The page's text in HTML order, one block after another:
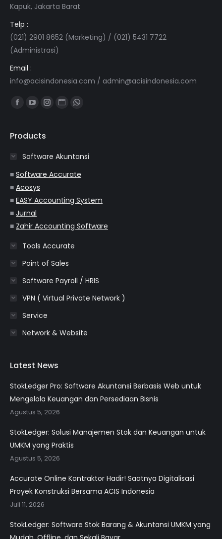
Kapuk, Jakarta Barat
Telp :
(021) 2901 8652 (Marketing) / (021) 5431 7722
(Administrasi)
Email :
info@acisindonesia.com / admin@acisindonesia.com
Find us on:
Facebook
opens
new
window
YouTube
opens
new
window
Instagram
new
window
Website
new
window
Whatsapp
new
window
Products
Software Akuntansi
■ Software Accurate
■ Acosys
■ EASY Accounting System
■ Jurnal
■ Zahir Accounting Software
Tools Accurate
Point of Sales
Software Payroll / HRIS
VPN ( Virtual Private Network )
Service
Network & Website
Latest News
StokLedger Pro: Software Akuntansi Berbasis Web untuk
Mengelola Keuangan dan Persediaan Bisnis
Agustus 5, 2026
StokLedger: Solusi Manajemen Stok dan Keuangan untuk
UMKM yang Praktis
Agustus 5, 2026
Accurate Online Kontraktor Hadir! Saatnya Digitalisasi
Proyek Konstruksi Bersama ACIS Indonesia
Juli 11, 2026
StokLedger: Software Stok Barang & Akuntansi UMKM yang